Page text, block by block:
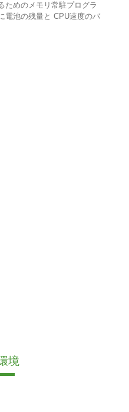
ためのメモリ常駐プログラ
電池の残量と CPU速度のバ
境